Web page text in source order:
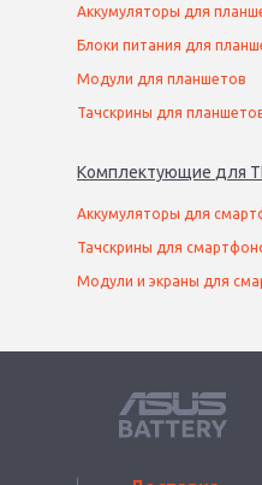
Аккумуляторы для
Блоки питания для
Модули для планшетов
Тачскрины для
Комплектующие для
Аккумуляторы для
Тачскрины для
Модули и экраны для